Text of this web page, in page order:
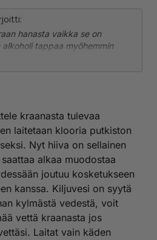
hanasta vaikka se on
tappaa myöhemmin
käyminen loppuu ku alkoholista
kraanasta tulevaa
laitetaan klooria putkiston
Nyt hiiva on sellainen
alkaa muodostaa
joutuu kosketukseen
kanssa. Kiljuvesi on syytä
kylmästä vedestä, voit
vettä kraanasta jos
Laitat vain käden